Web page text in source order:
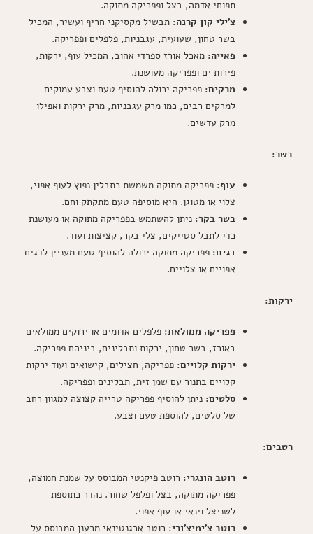
תפוחי אדמה, בצל ופפריקה מתוקה.
צ'ילי קון קרנה: תבשיל מקסיקני חריף ועשיר, המכיל
בשר טחון, שעועית, עגבניות, פלפלים ופפריקה.
פאייה: מאכל אורז ספרדי אהוב, המכיל עוף, ירקות,
פירות ים ופפריקה מעושנת.
מרקים: פפריקה יכולה להוסיף טעם וצבע עמוקים
למרקים רבים, כמו מרק עגבניות, מרק ירקות ואפילו
מרק עדשים.
בשר:
עוף: פפריקה מתוקה משמשת כתבלין נפוץ לעוף אפוי,
צלוי או מטוגן. היא מוסיפה טעם מתקתק וחם.
בשר בקר: ניתן להשתמש בפפריקה מתוקה או מעושנת
כדי לתבל סטייקים, צלי בקר, קציצות ועוד.
דגים: פפריקה מתוקה יכולה להוסיף טעם מעניין לדגים
אפויים או צלויים.
ירקות:
פפריקה ממולאת: פלפלים אדומים או ירוקים ממולאים
באורז, בשר טחון, ירקות ותבלינים, ביניהם פפריקה.
ירקות קלויים: פפריקה, חצילים, קישואים ועוד ירקות
קלויים בתנור עם שמן זית, תבלינים ופפריקה.
סלטים: ניתן להוסיף פפריקה טרייה קצוצה למגוון רחב
של סלטים, להוספת טעם וצבע.
רטבים:
רוטב הונגרי: רוטב פיקנטי המבוסס על שמנת חמוצה,
פפריקה מתוקה, בצל ופלפל שחור. נהדר כתוספת
לשניצל וינאי או עוף אפוי.
רוטב צ'ימיצ'ורי: רוטב ארגנטינאי מרענן המבוסס על